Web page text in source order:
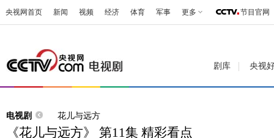
央视网首页 新闻 视频 经济 体育 军事 更多 节目官网
剧库 央视
电视剧 花儿与远方
《花儿与远方》 第11集 精彩看点